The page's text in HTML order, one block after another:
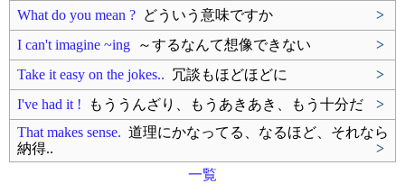
What do you mean ? どういう意味ですか
>
I can't imagine ~ing ～するなんて想像できない
>
Take it easy on the jokes.. 冗談もほどほどに
>
I've had it ! もううんざり、もうあきあき、もう十分だ
>
That makes sense. 道理にかなってる、なるほど、それなら
納得..
>
一覧